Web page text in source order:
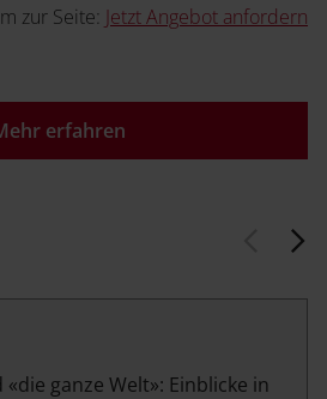
Kataloge
zur Seite: Jetzt Angebot anfordern
erfahren
ganze Welt»: Einblicke in